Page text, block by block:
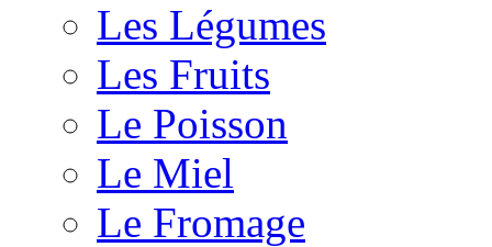
Les Légumes
Les Fruits
Le Poisson
Le Miel
Le Fromage